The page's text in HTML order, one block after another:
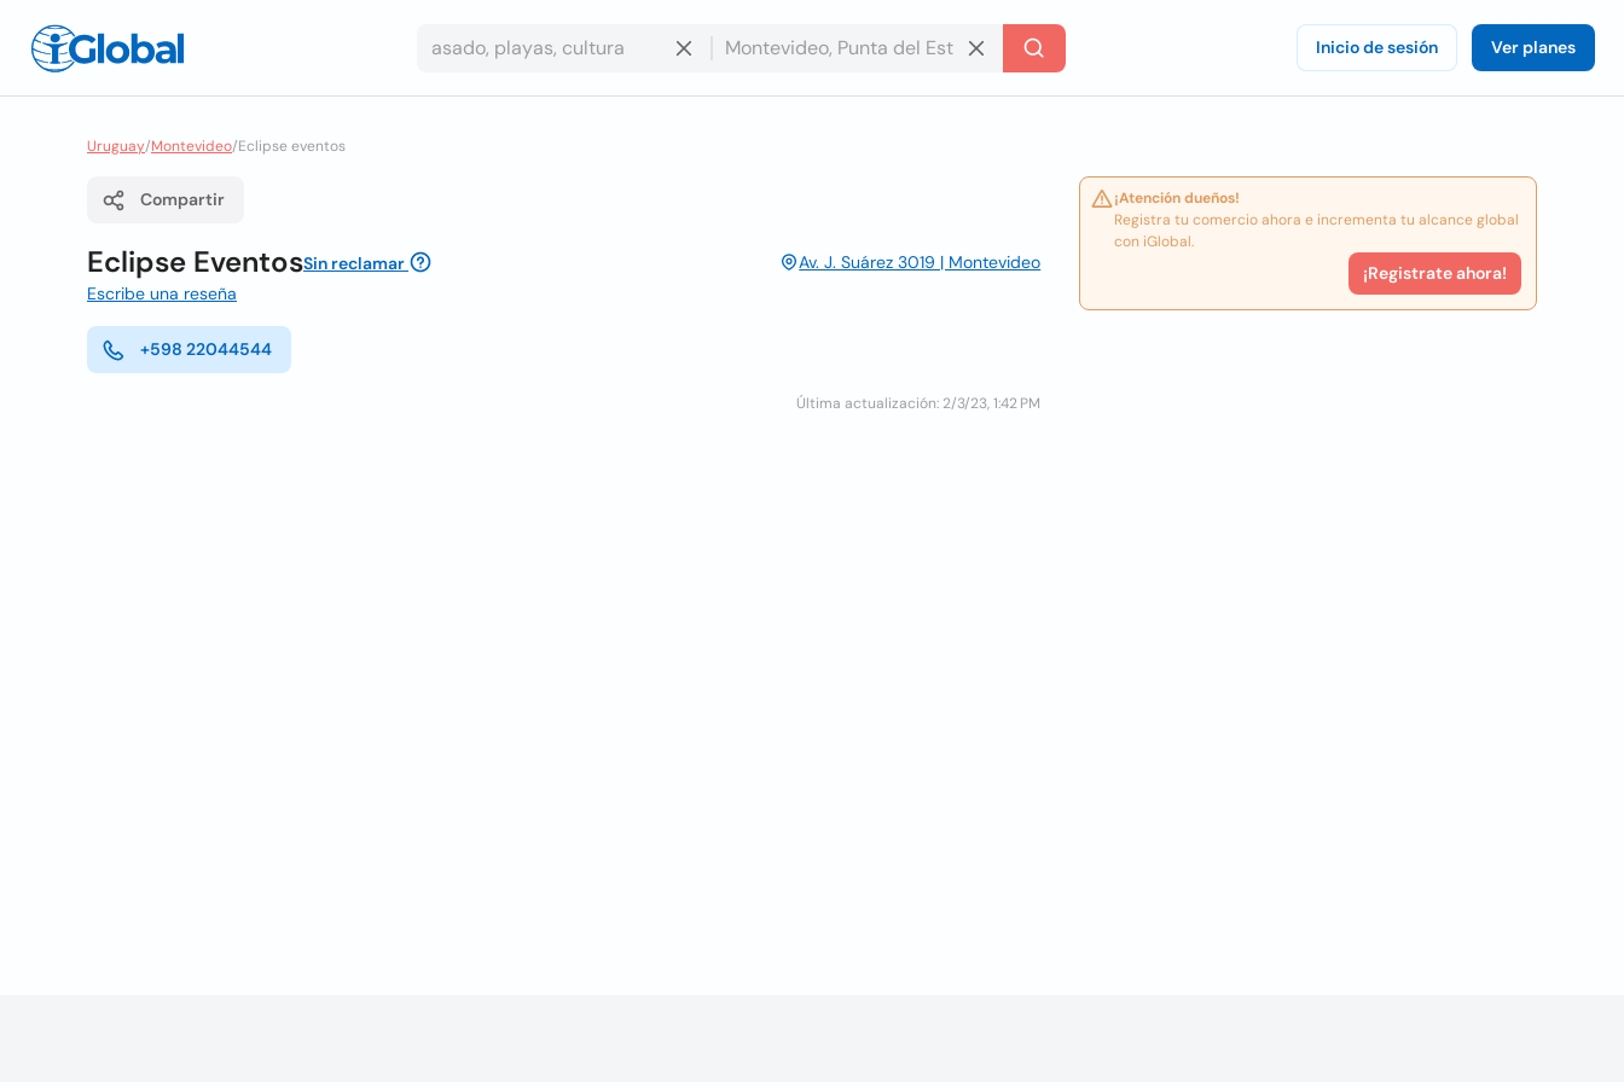
Inicio de sesión Ver planes
Uruguay/Montevideo/Eclipse eventos
Compartir
Eclipse EventosSin reclamar
Av. J. Suárez 3019 | Montevideo
Escribe una reseña
+598 22044544
Última actualización: 2/3/23, 1:42 PM
¡Atención dueños!
Registra tu comercio ahora e incrementa tu alcance global
con iGlobal.
¡Registrate ahora!